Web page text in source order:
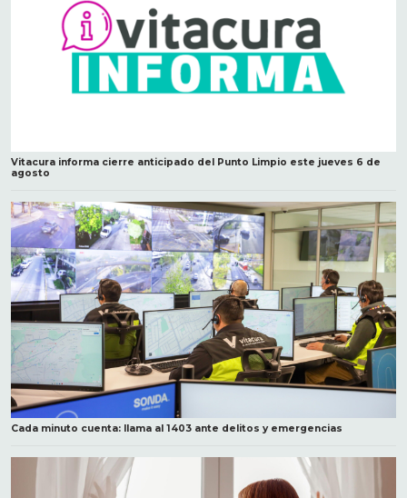
Vitacura informa cierre anticipado del Punto Limpio este jueves 6 de
agosto
Cada minuto cuenta: llama al 1403 ante delitos y emergencias